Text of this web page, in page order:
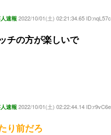
速報 2022/10/01(土) 02:21:34.65
チの方が楽しいで
速報 2022/10/01(土) 02:22:44.14
り前だろ